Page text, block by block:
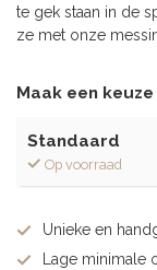
te gek staan in de
ze met onze
Maak een keuze
Standaard
Op voorraad
Unieke en
Lage minimale